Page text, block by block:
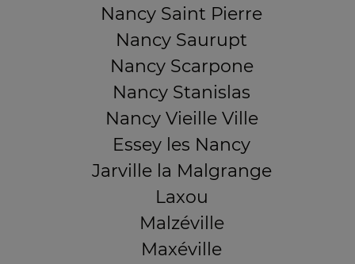
Nancy Saint Pierre
Nancy Saurupt
Nancy Scarpone
Nancy Stanislas
Nancy Vieille Ville
Essey les Nancy
Jarville la Malgrange
Laxou
Malzéville
Maxéville